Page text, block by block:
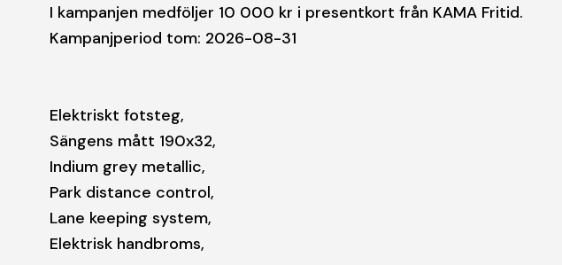
I kampanjen medföljer 10 000 kr i presentkort från KAMA Fritid.
Kampanjperiod tom: 2026-08-31
Elektriskt fotsteg,
Sängens mått 190x32,
Indium grey metallic,
Park distance control,
Lane keeping system,
Elektrisk handbroms,